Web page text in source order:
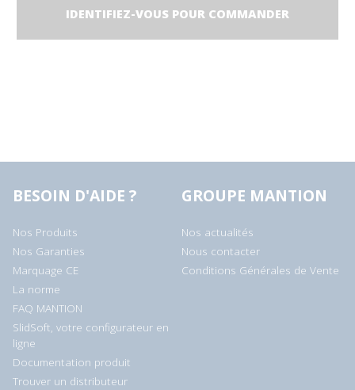
IDENTIFIEZ-VOUS POUR COMMANDER
BESOIN D'AIDE ?
Nos Produits
Nos Garanties
Marquage CE
La norme
FAQ MANTION
SlidSoft, votre configurateur en
ligne
Documentation produit
Trouver un distributeur
GROUPE MANTION
Nos actualités
Nous contacter
Conditions Générales de Vente